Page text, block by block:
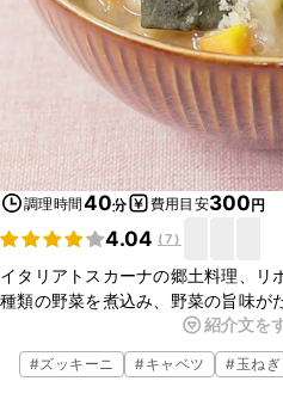
調理時間40分 費用目安300円
4.04 (7)
イタリアトスカーナの郷土料理、リ
種類の野菜を煮込み、野菜の旨味が
ない調味料でもおいしいスープに仕
て、ぜひお試しくださいね。
紹介文を
#ズッキーニ #キャベツ #玉ねぎ